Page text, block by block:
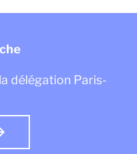
délégation Paris-